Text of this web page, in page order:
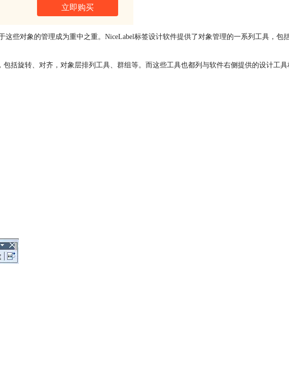
立即购买
些对象的管理成为重中之重。NiceLabel标签设计软件提供了对象管理的一系列工具，包
括旋转、对齐，对象层排列工具、群组等。而这些工具也都列与软件右侧提供的设计工具